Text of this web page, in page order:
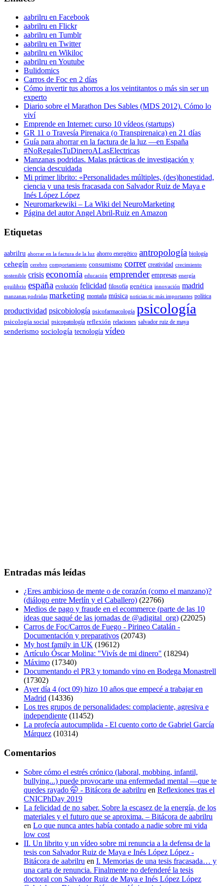
aabrilru en Facebook
aabrilru en Flickr
aabrilru en Tumblr
aabrilru en Twitter
aabrilru en Wikiloc
aabrilru en Youtube
Bulidomics
Carros de Foc en 2 días
Cómo invertir tus ahorros a los veintitantos o más sin ser un
experto
Diario sobre el Marathon Des Sables (MDS 2012). Cómo lo
viví
Emprende en Internet: curso 10 vídeos (startups)
GR 11 o Travesía Pirenaica (o Transpirenaica) en 21 días
Guía para ahorrar en la factura de la luz —en España
#NoRegalesTuDineroALasElectricas
Manzanas podridas. Malas prácticas de investigación y
ciencia descuidada
Mi primer librito: «Personalidades múltiples, (des)honestidad,
ciencia y una tesis fracasada con Salvador Ruiz de Maya e
Inés López López
Neuromarkewiki – La Wiki del NeuroMarketing
Página del autor Angel Abril-Ruiz en Amazon
Etiquetas
aabrilru ahorrar en la factura de la luz ahorro energético antropología biología
cehegín cerebro comportamiento consumismo correr creatividad crecimiento
sostenible crisis economía educación emprender empresas energía
equilibrio españa evolución felicidad filosofía genética innovación madrid
manzanas podridas marketing montaña música noticias tic más importantes política
productividad psicobiología psicofarmacología psicología
psicología social psicopatología reflexión relaciones salvador ruiz de maya
senderismo sociología tecnología vídeo
Entradas más leídas
¿Eres ambicioso de mente o de corazón (como el manzano)?
(diálogo entre Merlín y el Caballero) (22766)
Medios de pago y fraude en el ecommerce (parte de las 10
ideas que saqué de las jornadas de @adigital_org) (22025)
Carros de Foc/Carros de Fuego - Pirineo Catalán -
Documentación y preparativos (20743)
My host family in UK (19612)
Artículo Óscar Molina: "Vivís de mi dinero" (18294)
Máximo (17340)
Documentando el PR3 y tomando vino en Bodega Monastrell
(17302)
Ayer día 4 (oct 09) hizo 10 años que empecé a trabajar en
Madrid (14336)
Los tres grupos de personalidades: complaciente, agresiva e
independiente (11452)
La profecía autocumplida - El cuento corto de Gabriel García
Márquez (10314)
Comentarios
Sobre cómo el estrés crónico (laboral, mobbing, infantil,
bullying...) puede provocarte una enfermedad mental —que te
quedes rayado 🤭 - Bitácora de aabrilru en Reflexiones tras el
CNICPhDay 2019
La felicidad de no saber. Sobre la escasez de la energía, de los
materiales y el futuro que se aproxima. – Bitácora de aabrilru
en Lo que nunca antes había contado a nadie sobre mi vida
low cost
II. Un librito y un vídeo sobre mi renuncia a la defensa de la
tesis con Salvador Ruiz de Maya e Inés López López -
Bitácora de aabrilru en I. Memorias de una tesis fracasada… y
una carta de renuncia. Finalmente no defenderé la tesis
doctoral con Salvador Ruiz de Maya e Inés López López